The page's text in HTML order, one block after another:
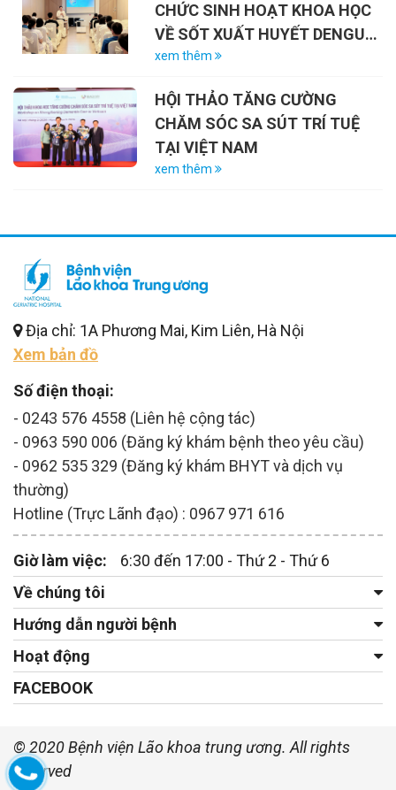
CHỨC SINH HOẠT KHOA HỌC
VỀ SỐT XUẤT HUYẾT DENGUE
VÀ VAI TRÒ CỦA VẮC-XIN
xem thêm
HỘI THẢO TĂNG CƯỜNG
CHĂM SÓC SA SÚT TRÍ TUỆ
TẠI VIỆT NAM
xem thêm
Địa chỉ: 1A Phương Mai, Kim Liên, Hà Nội
Xem bản đồ
Số điện thoại:
- 0243 576 4558 (Liên hệ cộng tác)
- 0963 590 006 (Đăng ký khám bệnh theo yêu cầu)
- 0962 535 329 (Đăng ký khám BHYT và dịch vụ
thường)
Hotline (Trực Lãnh đạo) : 0967 971 616
Giờ làm việc:
6:30 đến 17:00 - Thứ 2 - Thứ 6
Về chúng tôi
Hướng dẫn người bệnh
Hoạt động
FACEBOOK
© 2020 Bệnh viện Lão khoa trung ương. All rights
reserved